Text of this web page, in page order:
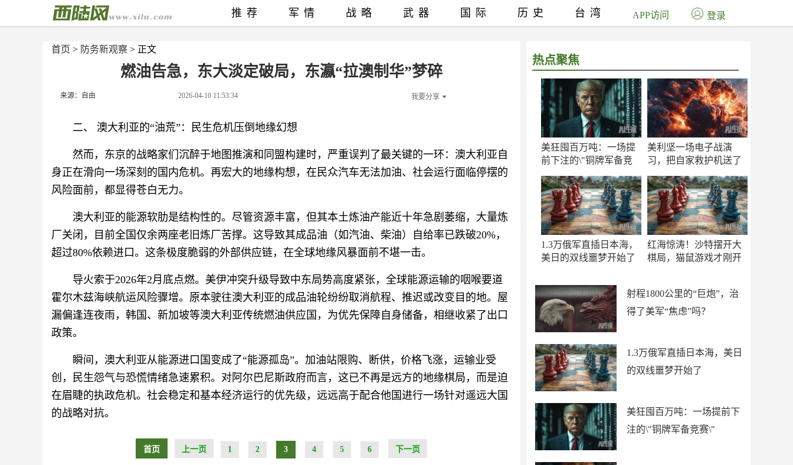
首页 > 防务新观察 > 正文
燃油告急，东大淡定破局，东瀛“拉澳制华”梦碎
来源：自由 2026-04-10 11:53:34 我要分享
二、 澳大利亚的“油荒”：民生危机压倒地缘幻想
然而，东京的战略家们沉醉于地图推演和同盟构建时，严重误判了最关键的一环：澳大利亚自
身正在滑向一场深刻的国内危机。再宏大的地缘构想，在民众汽车无法加油、社会运行面临停摆的
风险面前，都显得苍白无力。
澳大利亚的能源软肋是结构性的。尽管资源丰富，但其本土炼油产能近十年急剧萎缩，大量炼
厂关闭，目前全国仅余两座老旧炼厂苦撑。这导致其成品油（如汽油、柴油）自给率已跌破20%，
超过80%依赖进口。这条极度脆弱的外部供应链，在全球地缘风暴面前不堪一击。
导火索于2026年2月底点燃。美伊冲突升级导致中东局势高度紧张，全球能源运输的咽喉要道
霍尔木兹海峡航运风险骤增。原本驶往澳大利亚的成品油轮纷纷取消航程、推迟或改变目的地。屋
漏偏逢连夜雨，韩国、新加坡等澳大利亚传统燃油供应国，为优先保障自身储备，相继收紧了出口
政策。
瞬间，澳大利亚从能源进口国变成了“能源孤岛”。加油站限购、断供，价格飞涨，运输业受
创，民生怨气与恐慌情绪急速累积。对阿尔巴尼斯政府而言，这已不再是远方的地缘棋局，而是迫
在眉睫的执政危机。社会稳定和基本经济运行的优先级，远远高于配合他国进行一场针对遥远大国
的战略对抗。
首页 上一页 1 2 3 4 5 6 下一页
热点聚焦
美狂囤百万吨：一场提
前下注的\"铜牌军备竞
美利坚一场电子战演
习，把自家救护机送了
1.3万俄军直插日本海，
美日的双线噩梦开始了
红海惊涛！沙特摆开大
棋局，猫鼠游戏才刚开
射程1800公里的“巨炮”，治
得了美军“焦虑”吗？
1.3万俄军直插日本海，美日
的双线噩梦开始了
美狂囤百万吨：一场提前下
注的\"铜牌军备竞赛\"
推荐 军情 战略 武器 国际 历史 台湾 APP访问 登录